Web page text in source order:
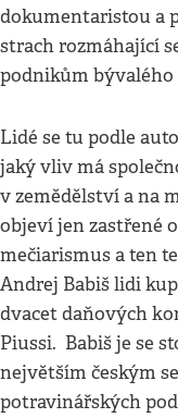
dokumentaristou a
strach rozmáhající
podnikům
Lidé se tu podle
jaký vliv má
v zemědělství a na
objeví jen zastřené
mečiarismus a ten
Andrej Babiš lidi
dvacet daňových
Piussi. Babiš je se
největším českým
potravinářských